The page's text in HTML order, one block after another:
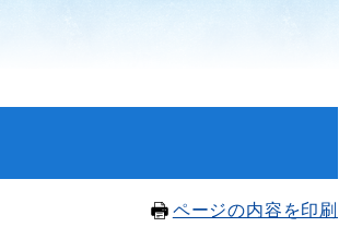
ページの内容を印刷